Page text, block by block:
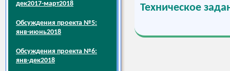
дек2017-март2018
Обсуждения проекта №5:
янв-июнь2018
Обсуждения проекта №6:
янв-дек2018
Техническое